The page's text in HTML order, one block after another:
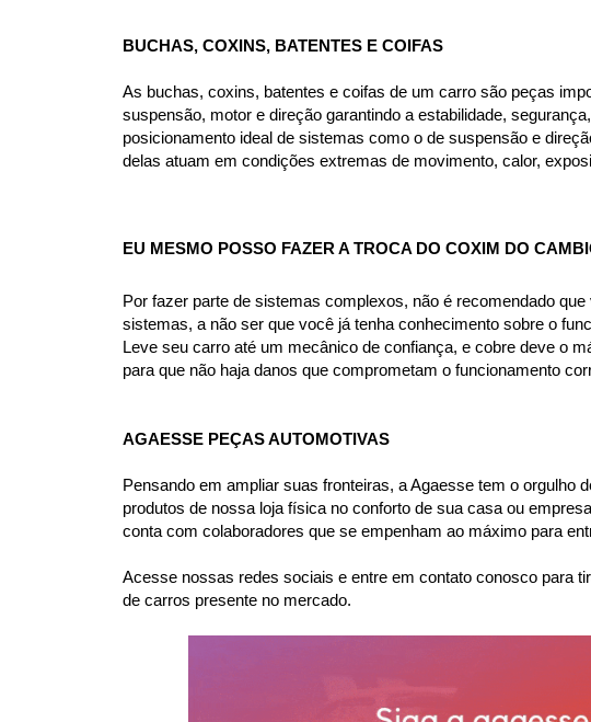
BUCHAS, COXINS, BATENTES E COIFAS
As buchas, coxins, batentes e coifas de um carro são peças
suspensão, motor e direção garantindo a estabilidade,
posicionamento ideal de sistemas como o de suspensão e
delas atuam em condições extremas de movimento, calor,
EU MESMO POSSO FAZER A TROCA DO COXIM DO
Por fazer parte de sistemas complexos, não é recomendado
sistemas, a não ser que você já tenha conhecimento sobre o
Leve seu carro até um mecânico de confiança, e cobre deve o
para que não haja danos que comprometam o funcionamento
AGAESSE PEÇAS AUTOMOTIVAS
Pensando em ampliar suas fronteiras, a Agaesse tem o
produtos de nossa loja física no conforto de sua casa ou
conta com colaboradores que se empenham ao máximo para
Acesse nossas redes sociais e entre em contato conosco para
de carros presente no mercado.